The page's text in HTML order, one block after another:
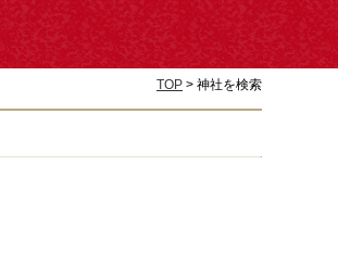
TOP > 神社を検索